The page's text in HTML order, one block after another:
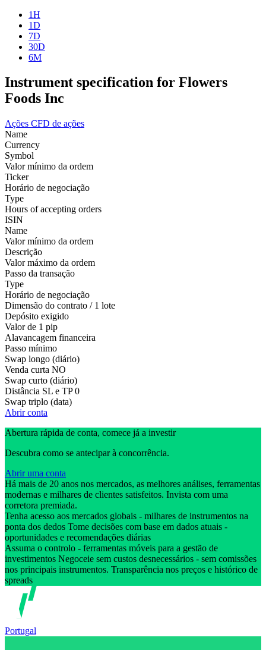
1H
1D
7D
30D
6M
Instrument specification for Flowers
Foods Inc
Ações CFD de ações
Name
Currency
Symbol
Valor mínimo da ordem
Ticker
Horário de negociação
Type
Hours of accepting orders
ISIN
Name
Valor mínimo da ordem
Descrição
Valor máximo da ordem
Passo da transação
Type
Horário de negociação
Dimensão do contrato / 1 lote
Depósito exigido
Valor de 1 pip
Alavancagem financeira
Passo mínimo
Swap longo (diário)
Venda curta NO
Swap curto (diário)
Distância SL e TP 0
Swap triplo (data)
Abrir conta
Abertura rápida de conta, comece já a investir
Descubra como se antecipar à concorrência.
Abrir uma conta
Há mais de 20 anos nos mercados, as melhores análises, ferramentas
modernas e milhares de clientes satisfeitos. Invista com uma
corretora premiada.
Tenha acesso aos mercados globais - milhares de instrumentos na
ponta dos dedos Tome decisões com base em dados atuais -
oportunidades e recomendações diárias
Assuma o controlo - ferramentas móveis para a gestão de
investimentos Negoceie sem custos desnecessários - sem comissões
nos principais instrumentos. Transparência nos preços e histórico de
spreads
Portugal